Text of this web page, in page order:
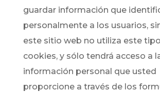
guardar información que
personalmente a los usuarios,
este sitio web no utiliza este
cookies, y sólo tendrá acceso a
información personal que usted
proporcione a través de los